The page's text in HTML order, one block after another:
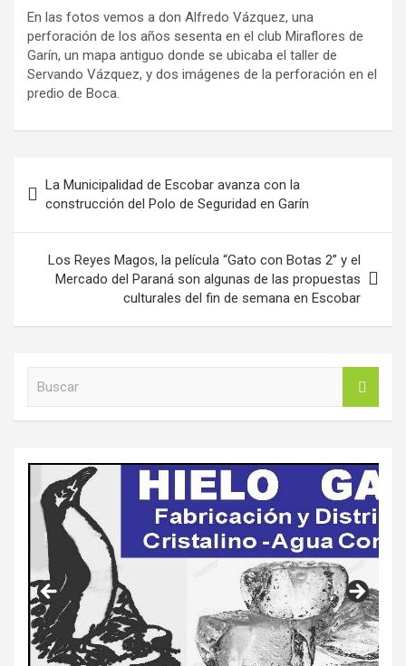
En las fotos vemos a don Alfredo Vázquez, una
perforación de los años sesenta en el club Miraflores de
Garín, un mapa antiguo donde se ubicaba el taller de
Servando Vázquez, y dos imágenes de la perforación en el
predio de Boca.
de
entradas
La Municipalidad de Escobar avanza con la
construcción del Polo de Seguridad en Garín
Los Reyes Magos, la película “Gato con Botas 2” y el
Mercado del Paraná son algunas de las propuestas
culturales del fin de semana en Escobar